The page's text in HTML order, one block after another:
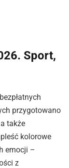
Sport,
przygotowano
także
kolorowe
emocji –
z